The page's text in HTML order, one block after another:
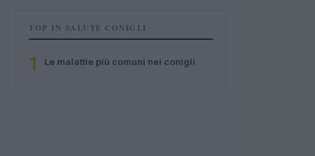
TOP IN SALUTE CONIGLI
1 Le malattie più comuni nei conigli